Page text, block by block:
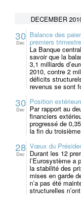
DECEMBER
30
Dec
Balance des
premiers
La Banque
savoir que la
3,1 milliards
2010, contre 2
déficits
revenus se sont
30
Dec
Position
Par rapport au
financiers
progressé de
la fin du
28
Dec
Vœux du
Durant les 12
l’Eurosystème a
la stabilité des
mises en garde
n’a pas été
structurelles